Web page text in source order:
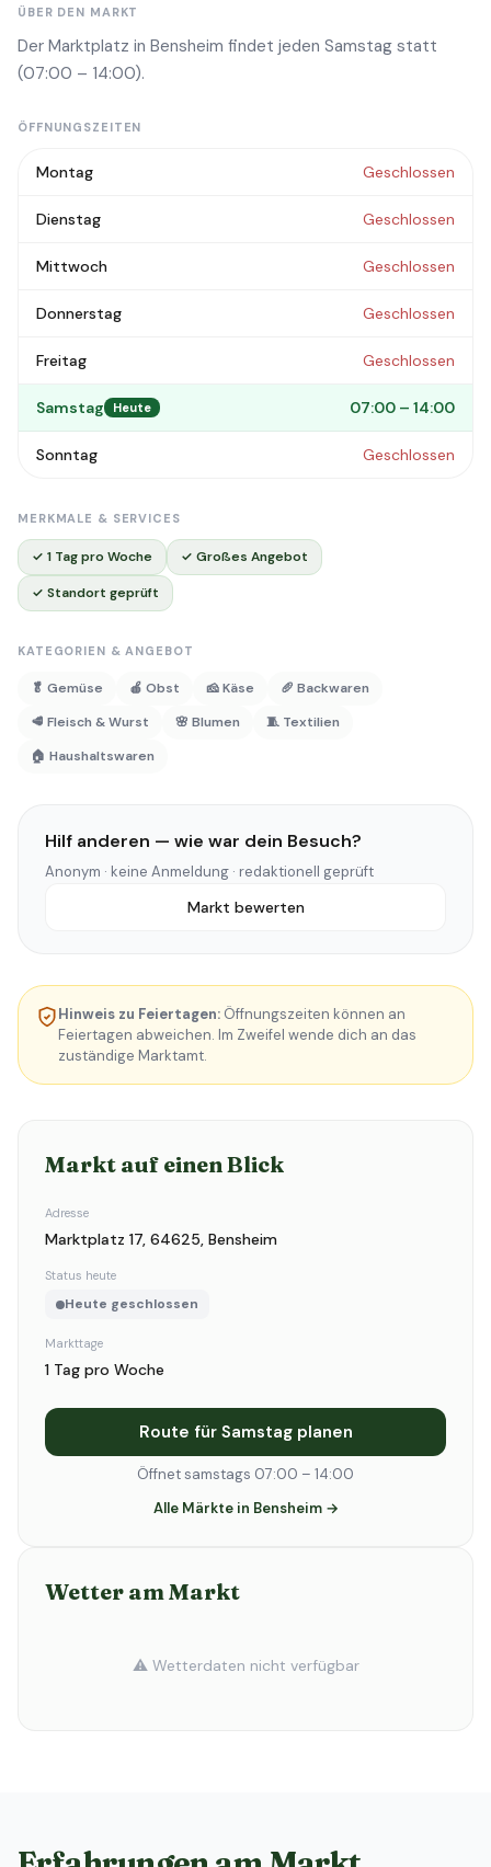
ÜBER DEN MARKT
Der Marktplatz in Bensheim findet jeden Samstag statt
(07:00 – 14:00).
ÖFFNUNGSZEITEN
Montag Geschlossen
Dienstag Geschlossen
Mittwoch Geschlossen
Donnerstag Geschlossen
Freitag Geschlossen
Samstag Heute 07:00 – 14:00
Sonntag Geschlossen
MERKMALE & SERVICES
✓ 1 Tag pro Woche ✓ Großes Angebot
✓ Standort geprüft
KATEGORIEN & ANGEBOT
🥬 Gemüse 🍎 Obst 🧀 Käse
🥖 Backwaren
🥩 Fleisch & Wurst
🌸 Blumen
🧵 Textilien
🏠 Haushaltswaren
Hilf anderen — wie war dein Besuch?
Anonym · keine Anmeldung · redaktionell geprüft
Markt bewerten
Hinweis zu Feiertagen: Öffnungszeiten können an
Feiertagen abweichen. Im Zweifel wende dich an das
zuständige Marktamt.
Markt auf einen Blick
Adresse
Marktplatz 17, 64625, Bensheim
Status heute
Heute geschlossen
Markttage
1 Tag pro Woche
Route für Samstag planen
Öffnet samstags 07:00 – 14:00
Alle Märkte in Bensheim →
Wetter am Markt
⚠️ Wetterdaten nicht verfügbar